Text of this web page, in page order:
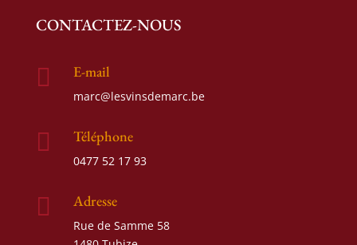
CONTACTEZ-NOUS
 E-mail
marc@lesvinsdemarc.be
 Téléphone
0477 52 17 93
 Adresse
Rue de Samme 58